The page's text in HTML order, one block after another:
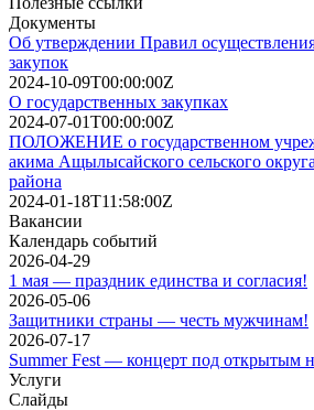
Документы
Об утверждении Правил
закупок
2024-10-09T00:00:00Z
О государственных закупках
2024-07-01T00:00:00Z
ПОЛОЖЕНИЕ о государственном
акима Ащылысайского сельского
района
2024-01-18T11:58:00Z
Вакансии
Календарь событий
2026-04-29
1 мая — праздник единства и согласия!
2026-05-06
Защитники страны — честь мужчинам!
2026-07-17
Summer Fest — концерт под открытым
Услуги
Слайды